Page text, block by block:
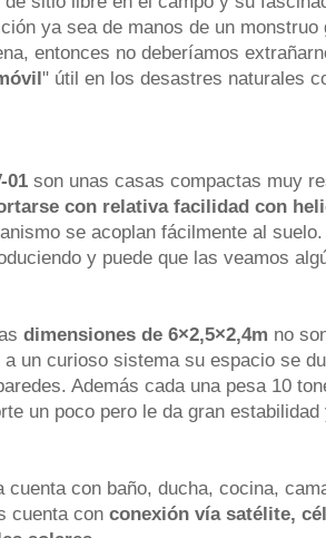
ya sea de manos de un monstruo
entonces no deberíamos
" útil en los desastres naturales
01 son unas casas compactas muy
con relativa facilidad con
se acoplan fácilmente al
y puede que las veamos
dimensiones de 6×2,5×2,4m no
un curioso sistema su espacio se
Además cada una pesa 10
un poco pero le da gran
cuenta con baño, ducha, cocina,
cuenta con conexión vía satélite,